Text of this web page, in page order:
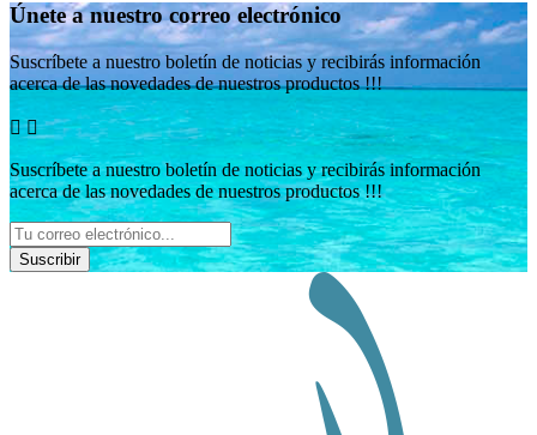
Únete a nuestro correo electrónico
Suscríbete a nuestro boletín de noticias y recibirás información
acerca de las novedades de nuestros productos !!!
 
Suscríbete a nuestro boletín de noticias y recibirás información
acerca de las novedades de nuestros productos !!!
Suscribir